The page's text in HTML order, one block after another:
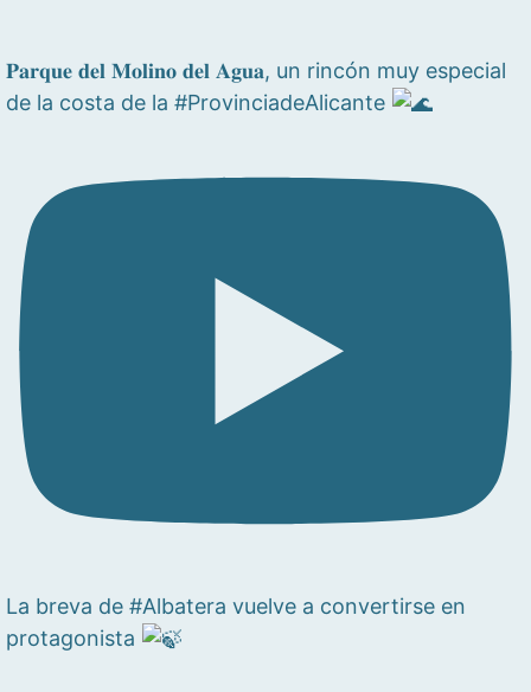
𝐏𝐚𝐫𝐪𝐮𝐞 𝐝𝐞𝐥 𝐌𝐨𝐥𝐢𝐧𝐨 𝐝𝐞𝐥 𝐀𝐠𝐮𝐚, un rincón muy especial
de la costa de la #ProvinciadeAlicante
La breva de #Albatera vuelve a convertirse en
protagonista